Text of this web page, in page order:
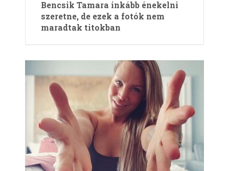
Bencsik Tamara inkább énekelni
szeretne, de ezek a fotók nem
maradtak titokban